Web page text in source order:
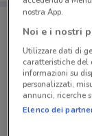
Negozi
nostra App.
Noi e i nostri
Utilizzare dati di
caratteristiche del
informazioni su
personalizzati,
annunci, ricerche
Elenco dei